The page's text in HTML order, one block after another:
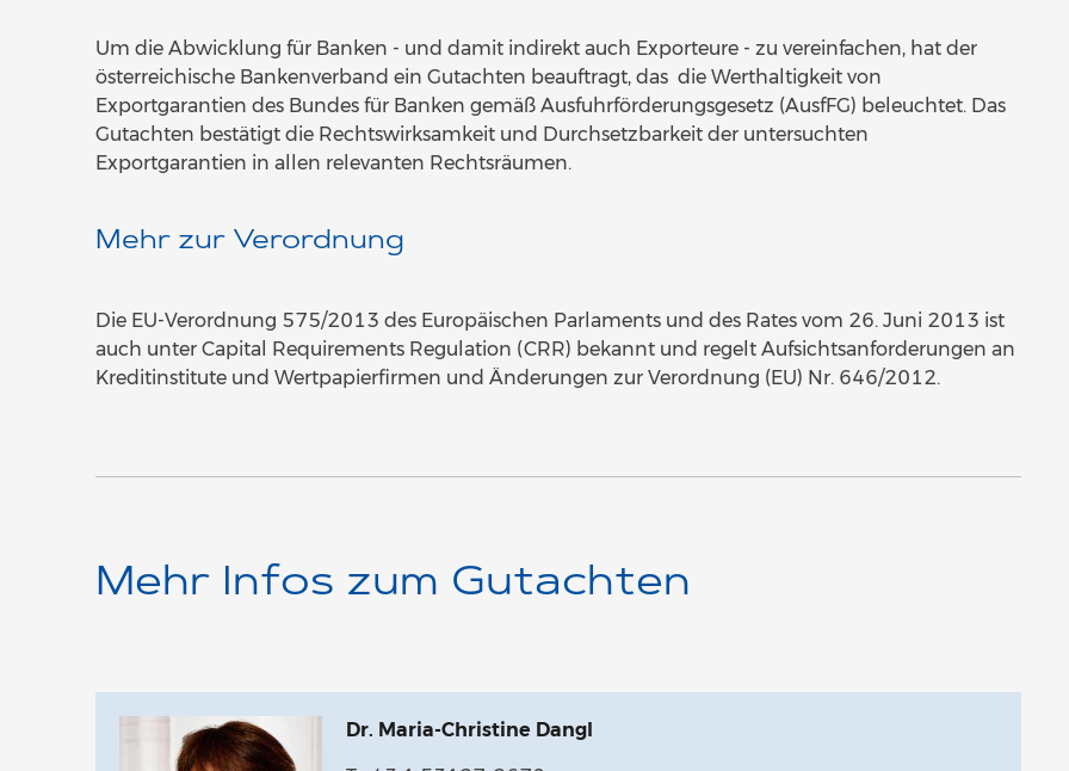
Um die Abwicklung für Banken - und damit indirekt auch Exporteure - zu vereinfachen, hat der
österreichische Bankenverband ein Gutachten beauftragt, das die Werthaltigkeit von
Exportgarantien des Bundes für Banken gemäß Ausfuhrförderungsgesetz (AusfFG) beleuchtet. Das
Gutachten bestätigt die Rechtswirksamkeit und Durchsetzbarkeit der untersuchten
Exportgarantien in allen relevanten Rechtsräumen.
Mehr zur Verordnung
Die EU-Verordnung 575/2013 des Europäischen Parlaments und des Rates vom 26. Juni 2013 ist
auch unter Capital Requirements Regulation (CRR) bekannt und regelt Aufsichtsanforderungen an
Kreditinstitute und Wertpapierfirmen und Änderungen zur Verordnung (EU) Nr. 646/2012.
Mehr Infos zum Gutachten
Dr. Maria-Christine Dangl